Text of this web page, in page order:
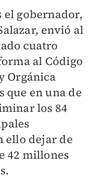
el gobernador,
envió al
cuatro
al Código
Orgánica
que en una de
los 84
ello dejar de
42 millones